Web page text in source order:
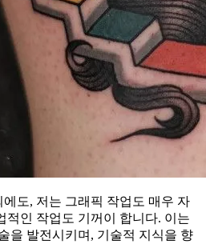
도, 저는 그래픽 작업도 매우 자
적인 작업도 기꺼이 합니다. 이는
을 발전시키며, 기술적 지식을 향